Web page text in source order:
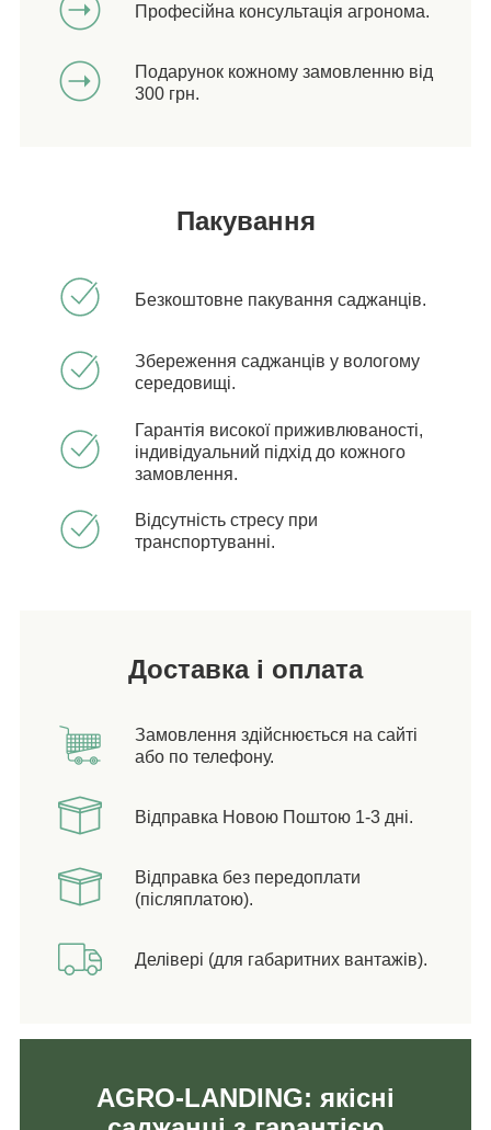
Професійна консультація агронома.
Подарунок кожному замовленню від
300 грн.
Пакування
Безкоштовне пакування саджанців.
Збереження саджанців у вологому
середовищі.
Гарантія високої приживлюваності,
індивідуальний підхід до кожного
замовлення.
Відсутність стресу при
транспортуванні.
Доставка і оплата
Замовлення здійснюється на сайті
або по телефону.
Відправка Новою Поштою 1-3 дні.
Відправка без передоплати
(післяплатою).
Делівері (для габаритних вантажів).
AGRO-LANDING: якісні